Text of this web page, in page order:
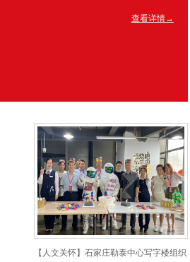
查看详情→
【人文关怀】石家庄勒泰中心写字楼组织